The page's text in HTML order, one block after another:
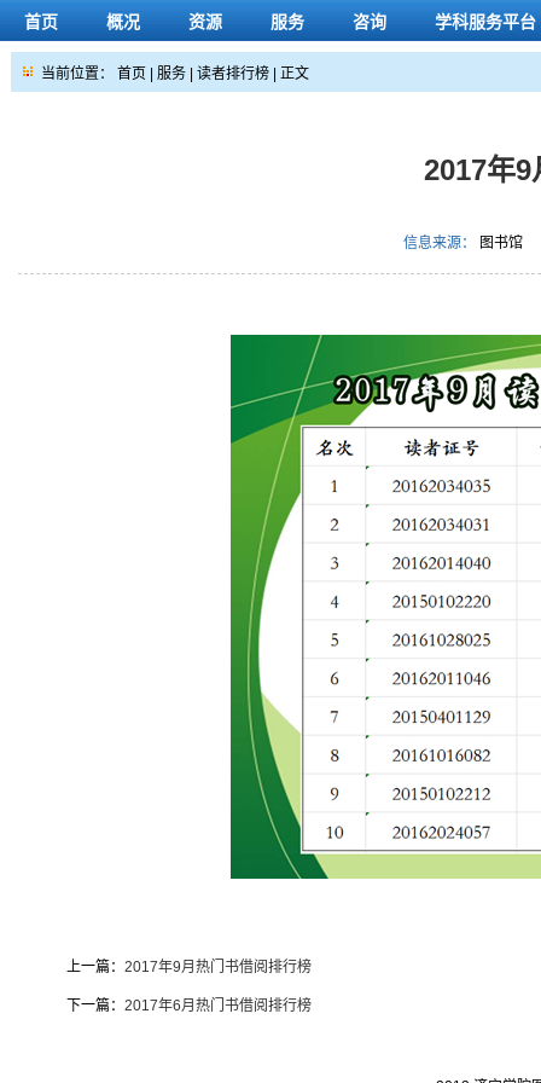
首页 概况 资源 服务 咨询 学科服务平台
当前位置： 首页 服务 读者排行榜 | 正文
2017年9
信息来源： 图书馆
上一篇： 2017年9月热门书借阅排行榜
下一篇： 2017年6月热门书借阅排行榜